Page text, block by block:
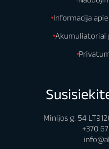
Informacija
Akumuliatoriai
Minijos g. 54
+370